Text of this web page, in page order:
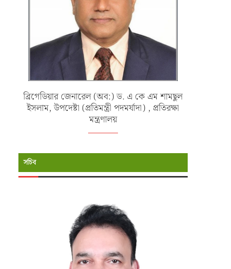
ব্রিগেডিয়ার জেনারেল (অব:) ড. এ কে এম শামছুল
ইসলাম, উপদেষ্টা (প্রতিমন্ত্রী পদমর্যাদা) , প্রতিরক্ষা
মন্ত্রণালয়
সচিব